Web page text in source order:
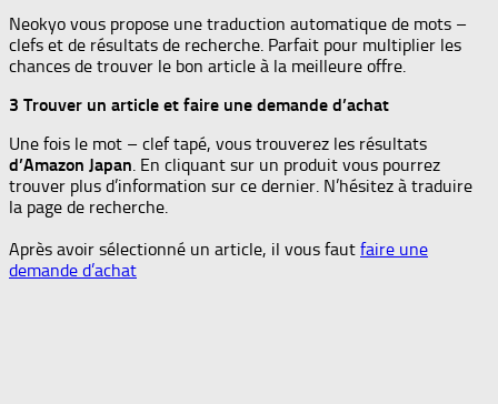
Neokyo vous propose une traduction automatique de mots –
clefs et de résultats de recherche. Parfait pour multiplier les
chances de trouver le bon article à la meilleure offre.
3 Trouver un article et faire une demande d’achat
Une fois le mot – clef tapé, vous trouverez les résultats
d’Amazon Japan . En cliquant sur un produit vous pourrez
trouver plus d’information sur ce dernier. N’hésitez à traduire
la page de recherche.
Après avoir sélectionné un article, il vous faut faire une
demande d’achat